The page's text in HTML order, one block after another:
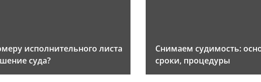
исполнительного листа
суда?
Снимаем судимость:
сроки, процедуры